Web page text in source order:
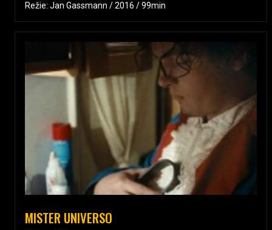
Režie: Jan Gassmann / 2016 / 99min
MISTER UNIVERSO